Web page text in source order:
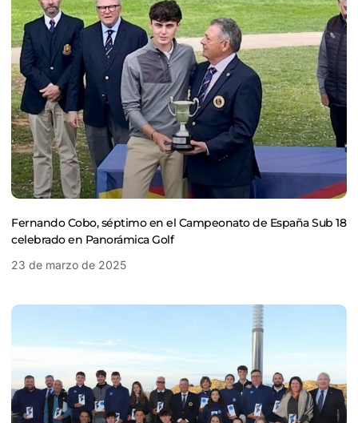
Fernando Cobo, séptimo en el Campeonato de España Sub 18
celebrado en Panorámica Golf
23 de marzo de 2025